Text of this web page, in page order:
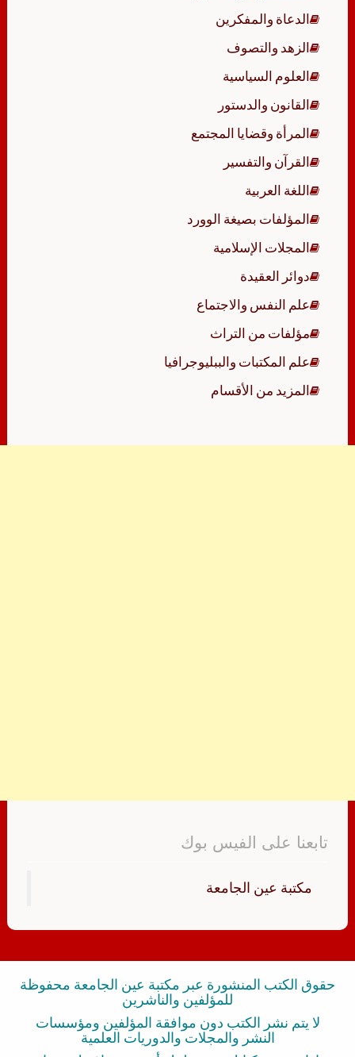
الدعاة والمفكرين
الزهد والتصوف
العلوم السياسية
القانون والدستور
المرأة وقضايا المجتمع
القرآن والتفسير
اللغة العربية
المؤلفات بصيغة الوورد
المجلات الإسلامية
دوائر العقيدة
علم النفس والاجتماع
مؤلفات من التراث
علم المكتبات والببليوجرافيا
المزيد من الأقسام
تابعنا على الفيس بوك
‏مكتبة عين الجامعة‏
حقوق الكتب المنشورة عبر مكتبة عين الجامعة محفوظة
للمؤلفين والناشرين
لا يتم نشر الكتب دون موافقة المؤلفين ومؤسسات
النشر والمجلات والدوريات العلمية